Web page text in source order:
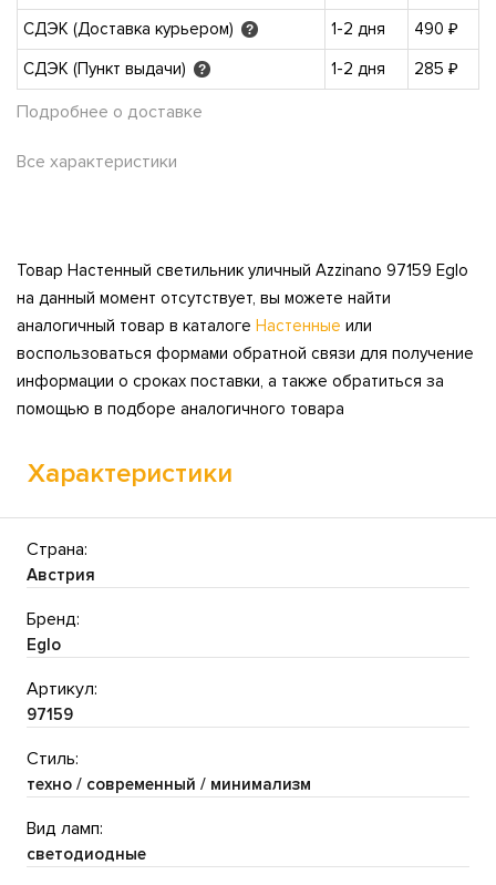
СДЭК (Доставка курьером)
? 1-2 дня
490 ₽
СДЭК (Пункт выдачи)
? 1-2 дня 285 ₽
Подробнее о доставке
Все характеристики
Товар Настенный светильник уличный Azzinano 97159 Eglo
на данный момент отсутствует, вы можете найти
аналогичный товар в каталоге Настенные или
воспользоваться формами обратной связи для получение
информации о сроках поставки, а также обратиться за
помощью в подборе аналогичного товара
Характеристики
Страна:
Австрия
Бренд:
Eglo
Артикул:
97159
Стиль:
техно / современный / минимализм
Вид ламп:
светодиодные